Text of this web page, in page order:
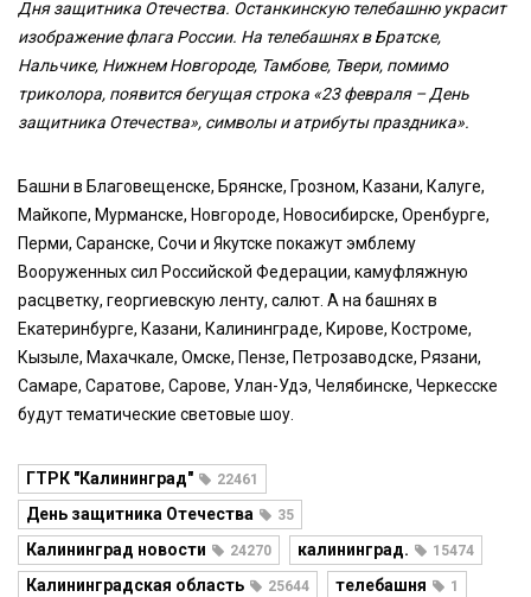
Дня защитника Отечества. Останкинскую телебашню украсит
изображение флага России. На телебашнях в Братске,
Нальчике, Нижнем Новгороде, Тамбове, Твери, помимо
триколора, появится бегущая строка «23 февраля – День
защитника Отечества», символы и атрибуты праздника».
Башни в Благовещенске, Брянске, Грозном, Казани, Калуге,
Майкопе, Мурманске, Новгороде, Новосибирске, Оренбурге,
Перми, Саранске, Сочи и Якутске покажут эмблему
Вооруженных сил Российской Федерации, камуфляжную
расцветку, георгиевскую ленту, салют. А на башнях в
Екатеринбурге, Казани, Калининграде, Кирове, Костроме,
Кызыле, Махачкале, Омске, Пензе, Петрозаводске, Рязани,
Самаре, Саратове, Сарове, Улан-Удэ, Челябинске, Черкесске
будут тематические световые шоу.
ГТРК "Калининград" 22461
День защитника Отечества 35
Калининград новости 24270 калининград. 15474
Калининградская область 25644 телебашня 1